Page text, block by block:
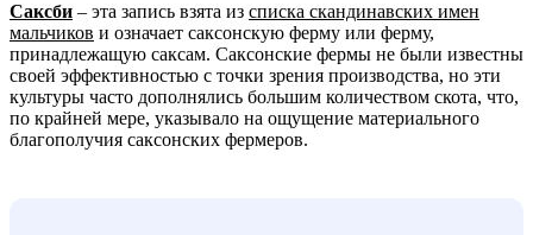
Саксби – эта запись взята из списка скандинавских имен
мальчиков и означает саксонскую ферму или ферму,
принадлежащую саксам. Саксонские фермы не были известны
своей эффективностью с точки зрения производства, но эти
культуры часто дополнялись большим количеством скота, что,
по крайней мере, указывало на ощущение материального
благополучия саксонских фермеров.